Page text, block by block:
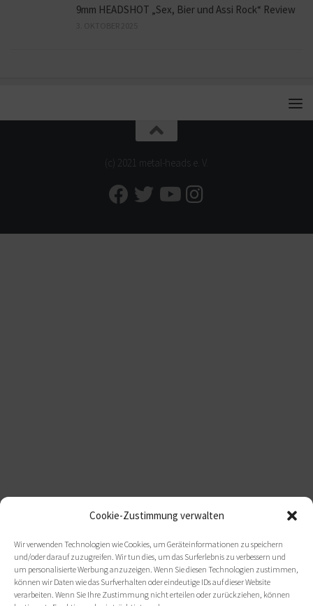
Cookie-Zustimmung verwalten
Wir verwenden Technologien wie Cookies, um Geräteinformationen zu speichern
und/oder darauf zuzugreifen. Wir tun dies, um das Surferlebnis zu verbessern und
um personalisierte Werbung anzuzeigen. Wenn Sie diesen Technologien zustimmen,
können wir Daten wie das Surfverhalten oder eindeutige IDs auf dieser Website
verarbeiten. Wenn Sie Ihre Zustimmung nicht erteilen oder zurückziehen, können
9mm HEADSHOT „Sex, Bier und Assi Rock“ Review
(c) 2021 metal-heads e. V.